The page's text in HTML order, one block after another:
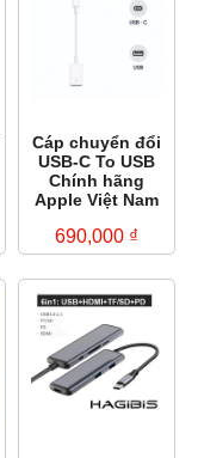
Cáp chuyển đổi
USB-C To USB
Chính hãng
Apple Việt Nam
690,000 ₫